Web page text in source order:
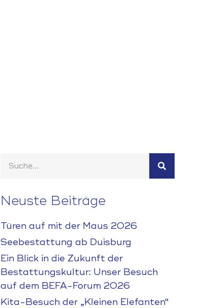
Neuste Beiträge
Türen auf mit der Maus 2026
Seebestattung ab Duisburg
Ein Blick in die Zukunft der
Bestattungskultur: Unser Besuch
auf dem BEFA-Forum 2026
Kita-Besuch der „Kleinen Elefanten“